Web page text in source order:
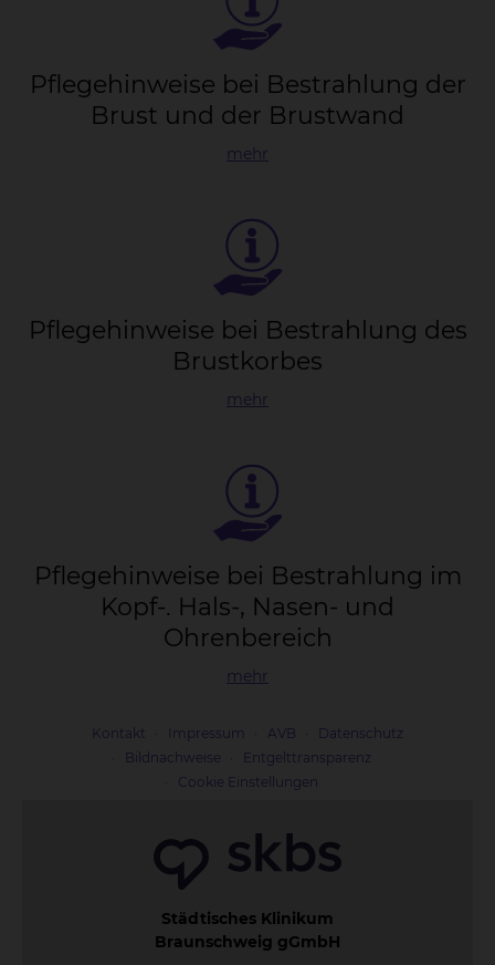
Pfle­ge­hin­wei­se bei Be­strah­lung der
Brust und der Brust­wand
mehr
Pfle­ge­hin­wei­se bei Be­strah­lung des
Brust­kor­bes
mehr
Pfle­ge­hin­wei­se bei Be­strah­lung im
Kopf-. Hals-, Na­sen- und
Oh­ren­be­reich
mehr
Kontakt Impressum AVB
Datenschutz
Bildnachweise
Entgelttransparenz
Cookie Einstellungen
Städtisches Klinikum
Braunschweig gGmbH